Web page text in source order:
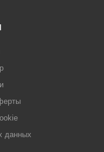
данных